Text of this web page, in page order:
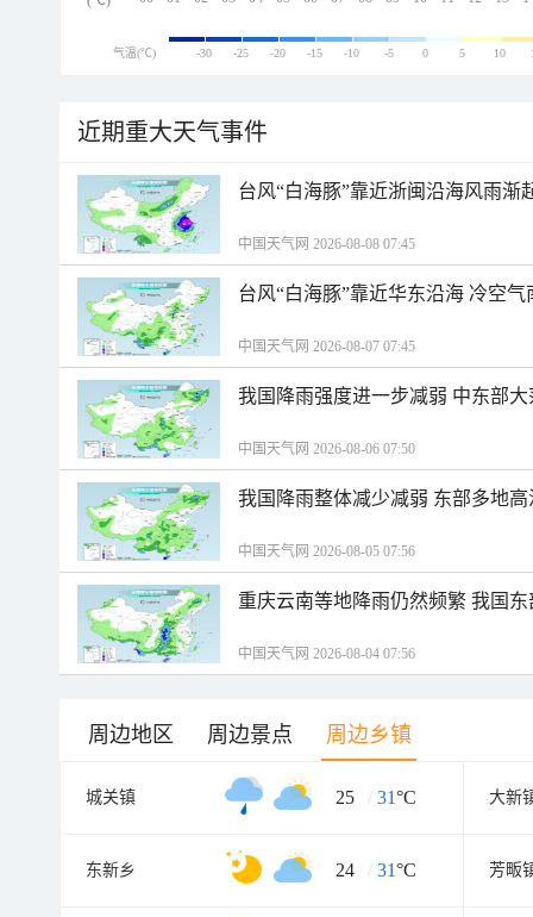
气温(℃) -30 -25 -20 -15 -10 -5 0 5 10
近期重大天气事件
台风“白海豚”靠近浙闽沿海风雨渐
中国天气网 2026-08-08 07:45
台风“白海豚”靠近华东沿海 冷空
中国天气网 2026-08-07 07:45
我国降雨强度进一步减弱 中东部
中国天气网 2026-08-06 07:50
我国降雨整体减少减弱 东部多地
中国天气网 2026-08-05 07:56
重庆云南等地降雨仍然频繁 我国
中国天气网 2026-08-04 07:56
周边地区 周边景点 周边乡镇
城关镇 25 / 31°C 大新
东新乡 24 / 31°C 芳畈